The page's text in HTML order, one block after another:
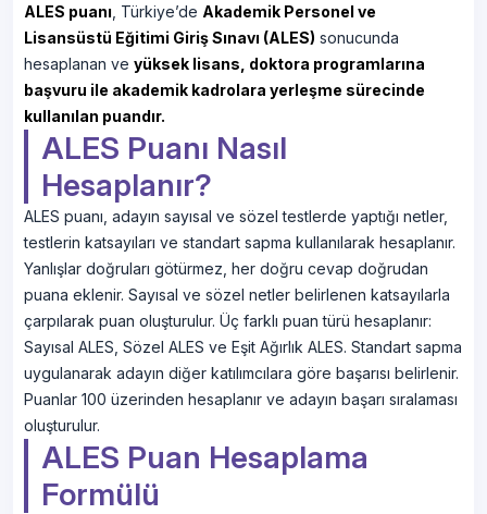
ALES puanı , Türkiye’de Akademik Personel ve
Lisansüstü Eğitimi Giriş Sınavı (ALES) sonucunda
hesaplanan ve yüksek lisans, doktora programlarına
başvuru ile akademik kadrolara yerleşme sürecinde
kullanılan puandır.
ALES Puanı Nasıl
Hesaplanır?
ALES puanı, adayın sayısal ve sözel testlerde yaptığı netler,
testlerin katsayıları ve standart sapma kullanılarak hesaplanır.
Yanlışlar doğruları götürmez, her doğru cevap doğrudan
puana eklenir. Sayısal ve sözel netler belirlenen katsayılarla
çarpılarak puan oluşturulur. Üç farklı puan türü hesaplanır:
Sayısal ALES, Sözel ALES ve Eşit Ağırlık ALES. Standart sapma
uygulanarak adayın diğer katılımcılara göre başarısı belirlenir.
Puanlar 100 üzerinden hesaplanır ve adayın başarı sıralaması
oluşturulur.
ALES Puan Hesaplama
Formülü